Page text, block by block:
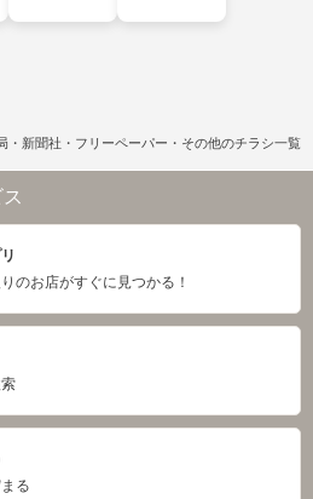
・新聞社・フリーペーパー・その他のチラシ一覧
のお店がすぐに見つかる！
る